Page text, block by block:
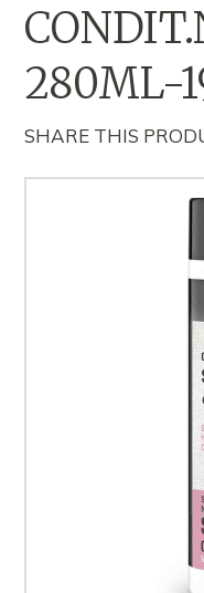
280ML-
SHARE THIS